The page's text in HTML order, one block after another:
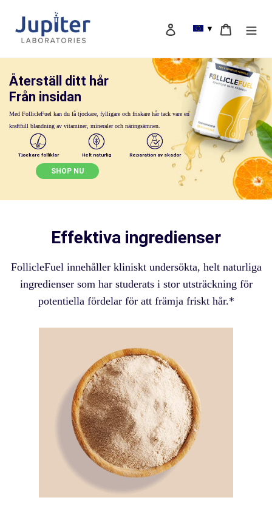
innehåll
Sök
Logga in▼ Vagn
Återställ ditt hår
Från insidan
Med FollicleFuel kan du få tjockare, fylligare och friskare hår tack vare en
kraftfull blandning av vitaminer, mineraler och näringsämnen.
Tjockare folliklar Helt naturlig Reparation av skador
SHOP NU
Effektiva ingredienser
FollicleFuel innehåller kliniskt undersökta, helt naturliga
ingredienser som har studerats i stor utsträckning för
potentiella fördelar för att främja friskt hår.*